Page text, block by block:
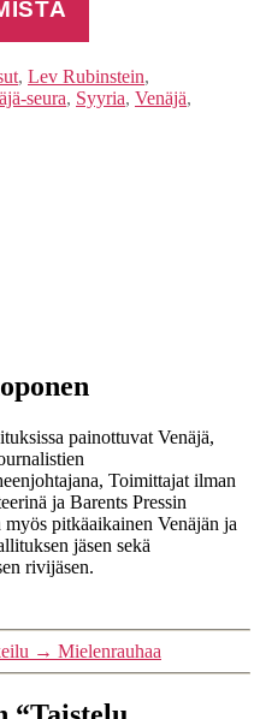
, Lev Rubinstein,
seura, Syyria, Venäjä,
painottuvat Venäjä,
Toimittajat ilman
ja Barents Pressin
pitkäaikainen Venäjän ja
jäsen sekä
rivijäsen.
→ Mielenrauhaa